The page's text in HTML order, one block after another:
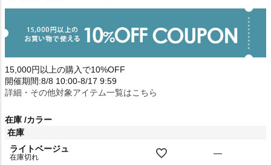
15,000円以上の購入で10%OFF
開催期間:8/8 10:00-8/17 9:59
詳細・その他対象アイテム一覧はこちら
在庫 カラー
在庫
ライトベージュ
在庫切れ
—